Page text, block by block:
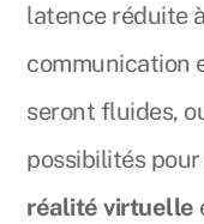
latence réduite
communication
seront fluides,
possibilités
réalité virtuelle